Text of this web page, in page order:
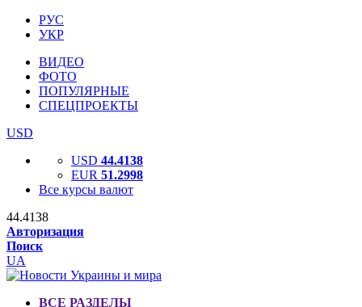
РУС
УКР
ВИДЕО
ФОТО
ПОПУЛЯРНЫЕ
СПЕЦПРОЕКТЫ
USD
USD 44.4138
EUR 51.2998
Все курсы валют
44.4138
Авторизация
Поиск
UA
ВСЕ РАЗДЕЛЫ